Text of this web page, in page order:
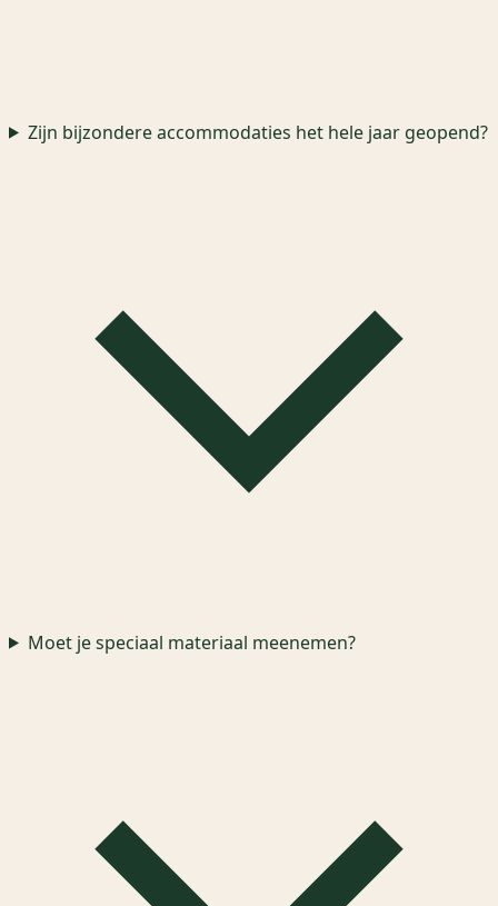
Zijn bijzondere accommodaties het hele jaar geopend?
Moet je speciaal materiaal meenemen?